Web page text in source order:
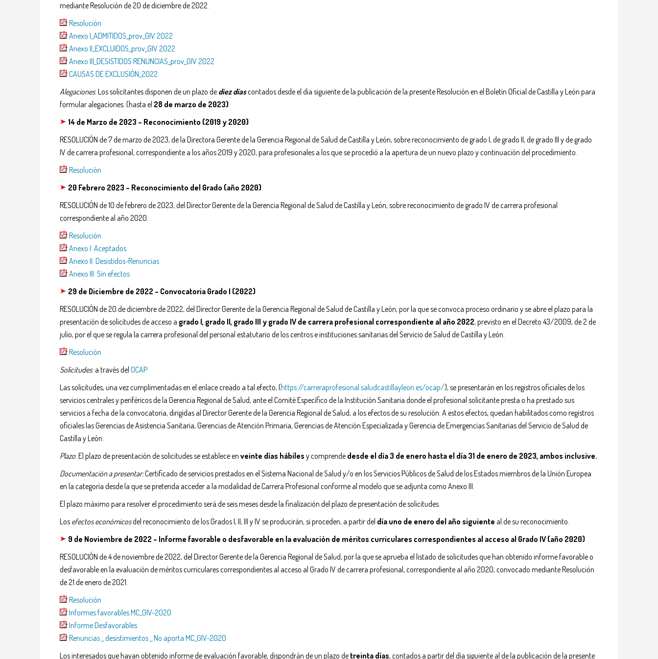
mediante Resolución de 20 de diciembre de 2022.
Resolución
Anexo I_ADMITIDOS_prov_GIV 2022
Anexo II_EXCLUIDOS_prov_GIV 2022
Anexo III_DESISTIDOS RENUNCIAS_prov_GIV 2022
CAUSAS DE EXCLUSIÓN_2022
Alegaciones: Los solicitantes disponen de un plazo de diez díascontados desde el día siguiente de la publicación de la presente Resolución en el Boletín Oficial de Castilla y León para
formular alegaciones. (hasta el 28 de marzo de 2023)
14 de Marzo de 2023 – Reconocimiento (2019 y 2020)
RESOLUCIÓN de 7 de marzo de 2023, de la Directora Gerente de la Gerencia Regional de Salud de Castilla y León, sobre reconocimiento de grado I, de grado II, de grado III y de grado
IV de carrera profesional, correspondiente a los años 2019 y 2020, para profesionales a los que se procedió a la apertura de un nuevo plazo y continuación del procedimiento.
Resolución
20 Febrero 2023 – Reconocimiento del Grado (año 2020)
RESOLUCIÓN de 10 de febrero de 2023, del Director Gerente de la Gerencia Regional de Salud de Castilla y León, sobre reconocimiento de grado IV de carrera profesional
correspondiente al año 2020.
Resolución
Anexo I: Aceptados
Anexo II: Desistidos-Renuncias
Anexo III: Sin efectos
29 de Diciembre de 2022 – Convocatoria Grado I (2022)
RESOLUCIÓN de 20 de diciembre de 2022, del Director Gerente de la Gerencia Regional de Salud de Castilla y León, por la que se convoca proceso ordinario y se abre el plazo para la
presentación de solicitudes de acceso a grado I, grado II, grado III y grado IV de carrera profesional correspondiente al año 2022, previsto en el Decreto 43/2009, de 2 de
julio, por el que se regula la carrera profesional del personal estatutario de los centros e instituciones sanitarias del Servicio de Salud de Castilla y León.
Resolución
Solicitudes: a través del OCAP
Las solicitudes, una vez cumplimentadas en el enlace creado a tal efecto, (https://carreraprofesional.saludcastillayleon.es/ocap/), se presentarán en los registros oficiales de los
servicios centrales y periféricos de la Gerencia Regional de Salud, ante el Comité Específico de la Institución Sanitaria donde el profesional solicitante presta o ha prestado sus
servicios a fecha de la convocatoria, dirigidas al Director Gerente de la Gerencia Regional de Salud, a los efectos de su resolución. A estos efectos, quedan habilitados como registros
oficiales las Gerencias de Asistencia Sanitaria, Gerencias de Atención Primaria, Gerencias de Atención Especializada y Gerencia de Emergencias Sanitarias del Servicio de Salud de
Castilla y León.
Plazo: El plazo de presentación de solicitudes se establece en veinte días hábiles y comprende desde el día 3 de enero hasta el día 31 de enero de 2023, ambos inclusive.
Documentación a presentar:Certificado de servicios prestados en el Sistema Nacional de Salud y/o en los Servicios Públicos de Salud de los Estados miembros de la Unión Europea
en la categoría desde la que se pretenda acceder a la modalidad de Carrera Profesional conforme al modelo que se adjunta como Anexo III.
El plazo máximo para resolver el procedimiento será de seis meses desde la finalización del plazo de presentación de solicitudes.
Los efectos económicosdel reconocimiento de los Grados I, II, III y IV se producirán, si proceden, a partir del día uno de enero del año siguiente al de su reconocimiento.
9 de Noviembre de 2022 – Informe favorable o desfavorable en la evaluación de méritos curriculares correspondientes al acceso al Grado IV (año 2020)
RESOLUCIÓN de 4 de noviembre de 2022, del Director Gerente de la Gerencia Regional de Salud, por la que se aprueba el listado de solicitudes que han obtenido informe favorable o
desfavorable en la evaluación de méritos curriculares correspondientes al acceso al Grado IV de carrera profesional, correspondiente al año 2020, convocado mediante Resolución
de 21 de enero de 2021.
Resolución
Informes favorables MC_GIV-2020
Informe Desfavorables
Renuncias _ desistimientos _ No aporta MC_GIV-2020
Los interesados que hayan obtenido informe de evaluación favorable, dispondrán de un plazo de treinta días, contados a partir del día siguiente al de la publicación de la presente